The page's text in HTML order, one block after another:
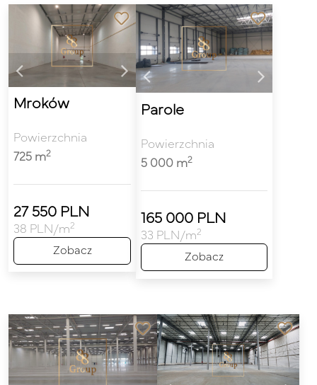
Mroków
Powierzchnia
725 m2
27 550 PLN
38 PLN/m2
Zobacz
Parole
Powierzchnia
5 000 m2
165 000 PLN
33 PLN/m2
Zobacz